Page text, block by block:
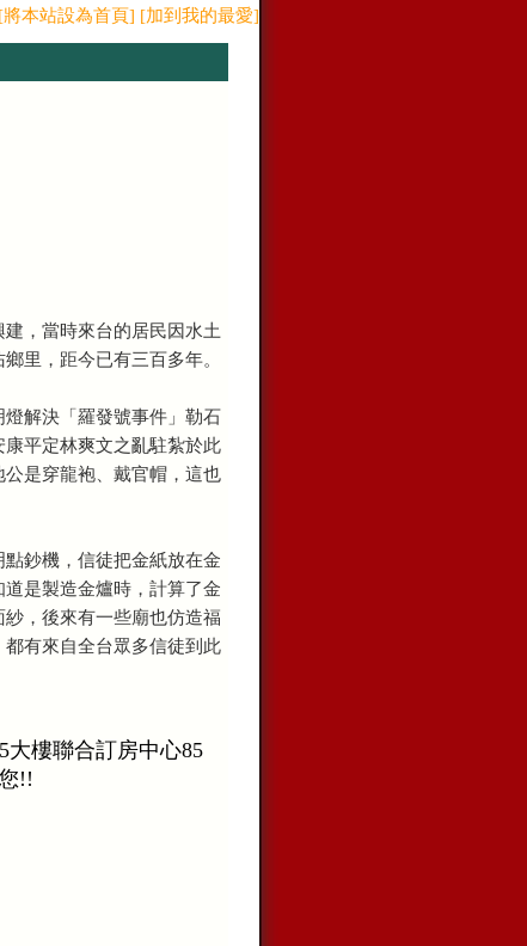
[將本站設為首頁] [加到我的最愛]
，當時來台的居民因水土
里，距今已有三百多年。
解決「羅發號事件」勒石
平定林爽文之亂駐紮於此
是穿龍袍、戴官帽，這也
鈔機，信徒把金紙放在金
是製造金爐時，計算了金
，後來有一些廟也仿造福
有來自全台眾多信徒到此
大樓聯合訂房中心85
!!